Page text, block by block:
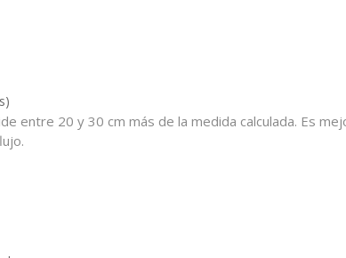
entre 20 y 30 cm más de la medida calculada. Es